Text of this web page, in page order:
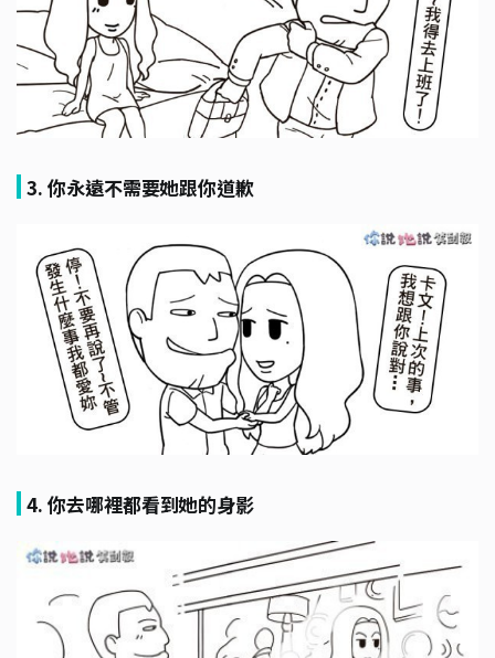
3. 你永遠不需要她跟你道歉
4. 你去哪裡都看到她的身影